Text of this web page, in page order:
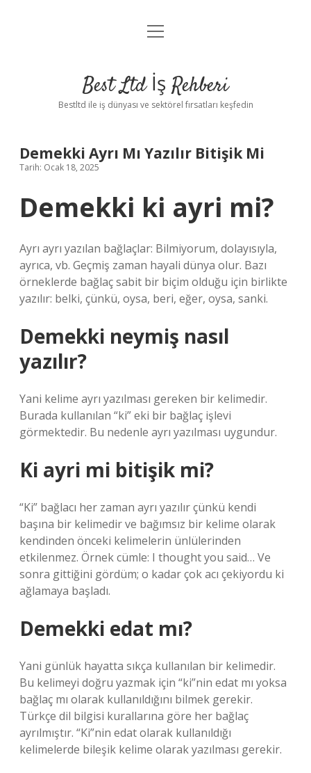
Anasayfa
Yasal Uyarı
menüyü
Best Ltd İş Rehberi
Bestltd ile iş dünyası ve sektörel fırsatları keşfedin
Demekki Ayrı Mı Yazılır Bitişik Mi
Tarih: Ocak 18, 2025
Demekki ki ayri mi?
Ayrı ayrı yazılan bağlaçlar: Bilmiyorum, dolayısıyla,
ayrıca, vb. Geçmiş zaman hayali dünya olur. Bazı
örneklerde bağlaç sabit bir biçim olduğu için birlikte
yazılır: belki, çünkü, oysa, beri, eğer, oysa, sanki.
Demekki neymiş nasıl
yazılır?
Yani kelime ayrı yazılması gereken bir kelimedir.
Burada kullanılan “ki” eki bir bağlaç işlevi
görmektedir. Bu nedenle ayrı yazılması uygundur.
Ki ayri mi bitişik mi?
“Ki” bağlacı her zaman ayrı yazılır çünkü kendi
başına bir kelimedir ve bağımsız bir kelime olarak
kendinden önceki kelimelerin ünlülerinden
etkilenmez. Örnek cümle: I thought you said… Ve
sonra gittiğini gördüm; o kadar çok acı çekiyordu ki
ağlamaya başladı.
Demekki edat mı?
Yani günlük hayatta sıkça kullanılan bir kelimedir.
Bu kelimeyi doğru yazmak için “ki”nin edat mı yoksa
bağlaç mı olarak kullanıldığını bilmek gerekir.
Türkçe dil bilgisi kurallarına göre her bağlaç
ayrılmıştır. “Ki”nin edat olarak kullanıldığı
kelimelerde bileşik kelime olarak yazılması gerekir.